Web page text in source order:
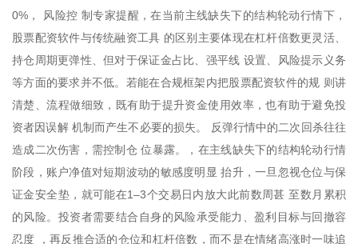
0%， 风险控 制专家提醒，在当前主线缺失下的结构轮动行情下，
股票配资软件与传统融资工具 的区别主要体现在杠杆倍数更灵活、
持仓周期更弹性、但对于保证金占比、强平线 设置、风险提示义务
等方面的要求并不低。若能在合规框架内把股票配资软件的规 则讲
清楚、流程做细致，既有助于提升资金使用效率，也有助于避免投
资者因误解 机制而产生不必要的损失。 反弹行情中的二次回杀往往
造成二次伤害，需控制仓 位暴露。，在主线缺失下的结构轮动行情
阶段，账户净值对短期波动的敏感度明显 抬升，一旦忽视仓位与保
证金安全垫，就可能在1–3个交易日内放大此前数周甚 至数月累积
的风险。投资者需要结合自身的风险承受能力、盈利目标与回撤容
忍度 ，再反推合适的仓位和杠杆倍数，而不是在情绪高涨时一味追